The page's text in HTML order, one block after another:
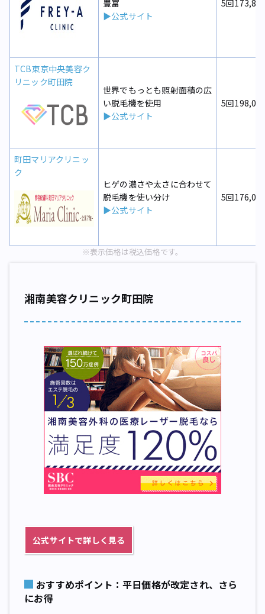
豊富
▶公式サイト
5回
TCB東京中央美容ク
リニック町田院
世界でもっとも照射面積の広
い脱毛機を使用
▶公式サイト
5回
町田マリアクリニッ
ク
ヒゲの濃さや太さに合わせて
脱毛機を使い分け
▶公式サイト
5回
※表示価格は税込価格です。
湘南美容クリニック町田院
公式サイトで詳しく見る
おすすめポイント：平日価格が改定され、さら
にお得